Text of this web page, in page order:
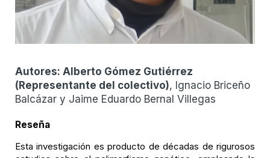
Autores: Alberto Gómez Gutiérrez
( Representante del colectivo), Ignacio Briceño
Balcázar y Jaime Eduardo Bernal Villegas
Reseña
Esta investigación es producto de décadas de rigurosos